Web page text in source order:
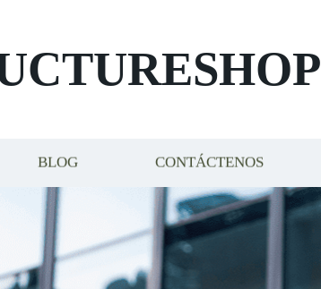
BLOG CONTÁCTENOS